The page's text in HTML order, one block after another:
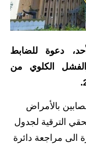
وزارة التربية
دعوة للضابط
الكلوي من
بالأمراض
الترقية لجدول
الى مراجعة دائرة